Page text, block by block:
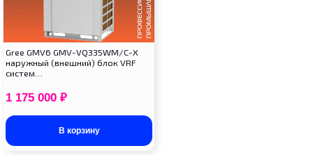
Gree GMV6 GMV-VQ335WM/C-X
наружный (внешний) блок VRF
систем…
1 175 000 ₽
В корзину